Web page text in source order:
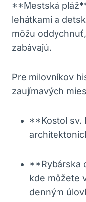
**Mestská
lehátkami a
môžu
zabávajú.
Pre milovníkov
zaujímavých
**Kostol sv.
**Rybárska
kde môžete
denným